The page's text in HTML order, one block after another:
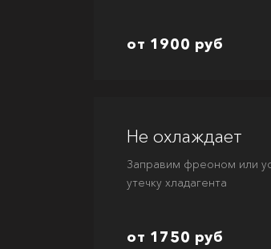
от 1900 руб
Не охлаждает
Заправим фреоном или
утечку хладагента
от 1750 руб